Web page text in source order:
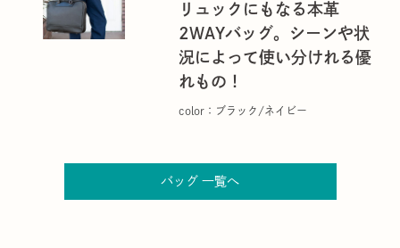
リュックにもなる本革
2WAYバッグ。シーンや状
況によって使い分けれる優
れもの！
color：ブラック/ネイビー
バッグ 一覧へ